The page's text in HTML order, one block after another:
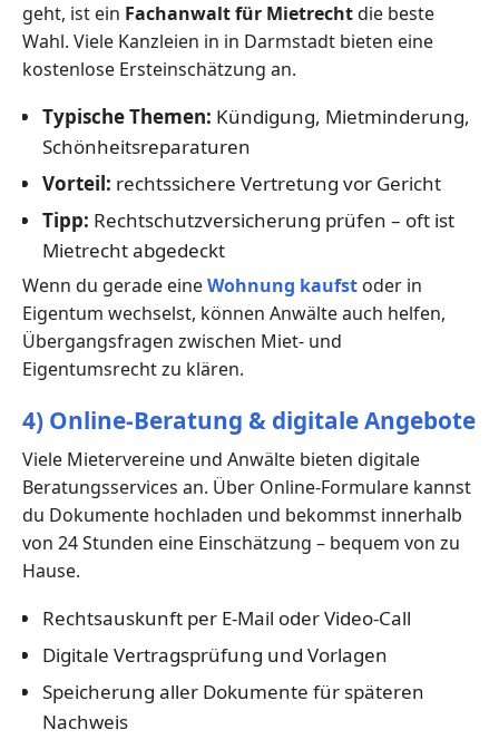
geht, ist ein Fachanwalt für Mietrechtdie beste
Wahl. Viele Kanzleien in in Darmstadt bieten eine
kostenlose Ersteinschätzung an.
Typische Themen: Kündigung, Mietminderung,
Schönheitsreparaturen
Vorteil: rechtssichere Vertretung vor Gericht
Tipp: Rechtschutzversicherung prüfen – oft ist
Mietrecht abgedeckt
Wenn du gerade eineWohnung kaufst oder in
Eigentum wechselst, können Anwälte auch helfen,
Übergangsfragen zwischen Miet- und
Eigentumsrecht zu klären.
4) Online-Beratung & digitale Angebote
Viele Mietervereine und Anwälte bieten digitale
Beratungsservices an. Über Online-Formulare kannst
du Dokumente hochladen und bekommst innerhalb
von 24 Stunden eine Einschätzung – bequem von zu
Hause.
Rechtsauskunft per E-Mail oder Video-Call
Digitale Vertragsprüfung und Vorlagen
Speicherung aller Dokumente für späteren
Nachweis